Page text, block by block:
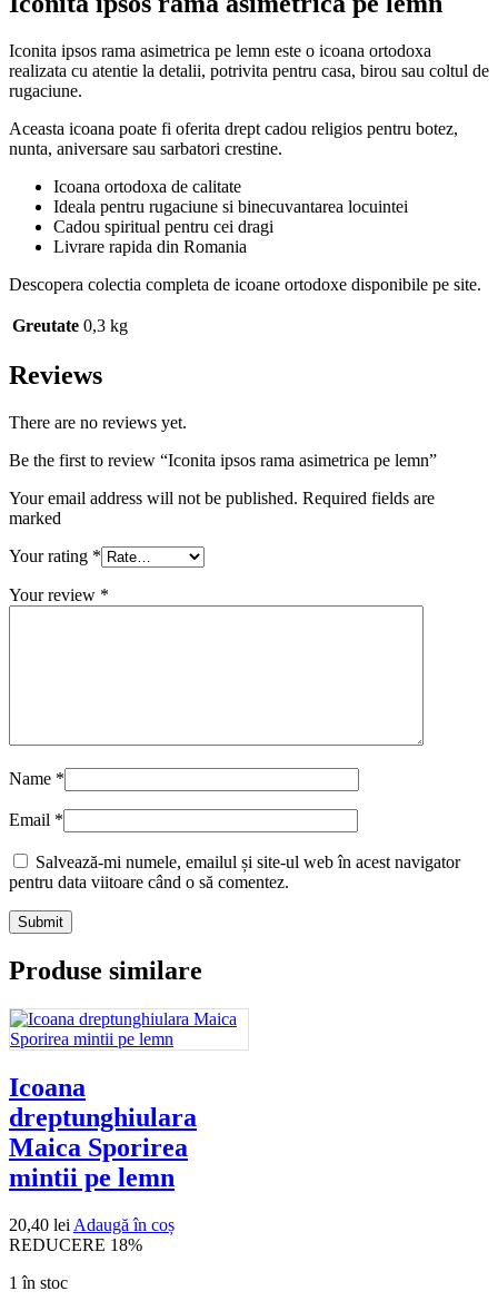
Iconita ipsos rama asimetrica pe lemn este o icoana ortodoxa
realizata cu atentie la detalii, potrivita pentru casa, birou sau coltul de
rugaciune.
Aceasta icoana poate fi oferita drept cadou religios pentru botez,
nunta, aniversare sau sarbatori crestine.
Icoana ortodoxa de calitate
Ideala pentru rugaciune si binecuvantarea locuintei
Cadou spiritual pentru cei dragi
Livrare rapida din Romania
Descopera colectia completa de icoane ortodoxe disponibile pe site.
Greutate 0,3 kg
Reviews
There are no reviews yet.
Be the first to review “Iconita ipsos rama asimetrica pe lemn”
Your email address will not be published. Required fields are
marked
Your rating *
Your review *
Name *
Email *
Salvează-mi numele, emailul și site-ul web în acest navigator
pentru data viitoare când o să comentez.
Produse similare
Icoana
dreptunghiulara
Maica Sporirea
mintii pe lemn
20,40 lei Adaugă în coș
REDUCERE 18%
1 în stoc